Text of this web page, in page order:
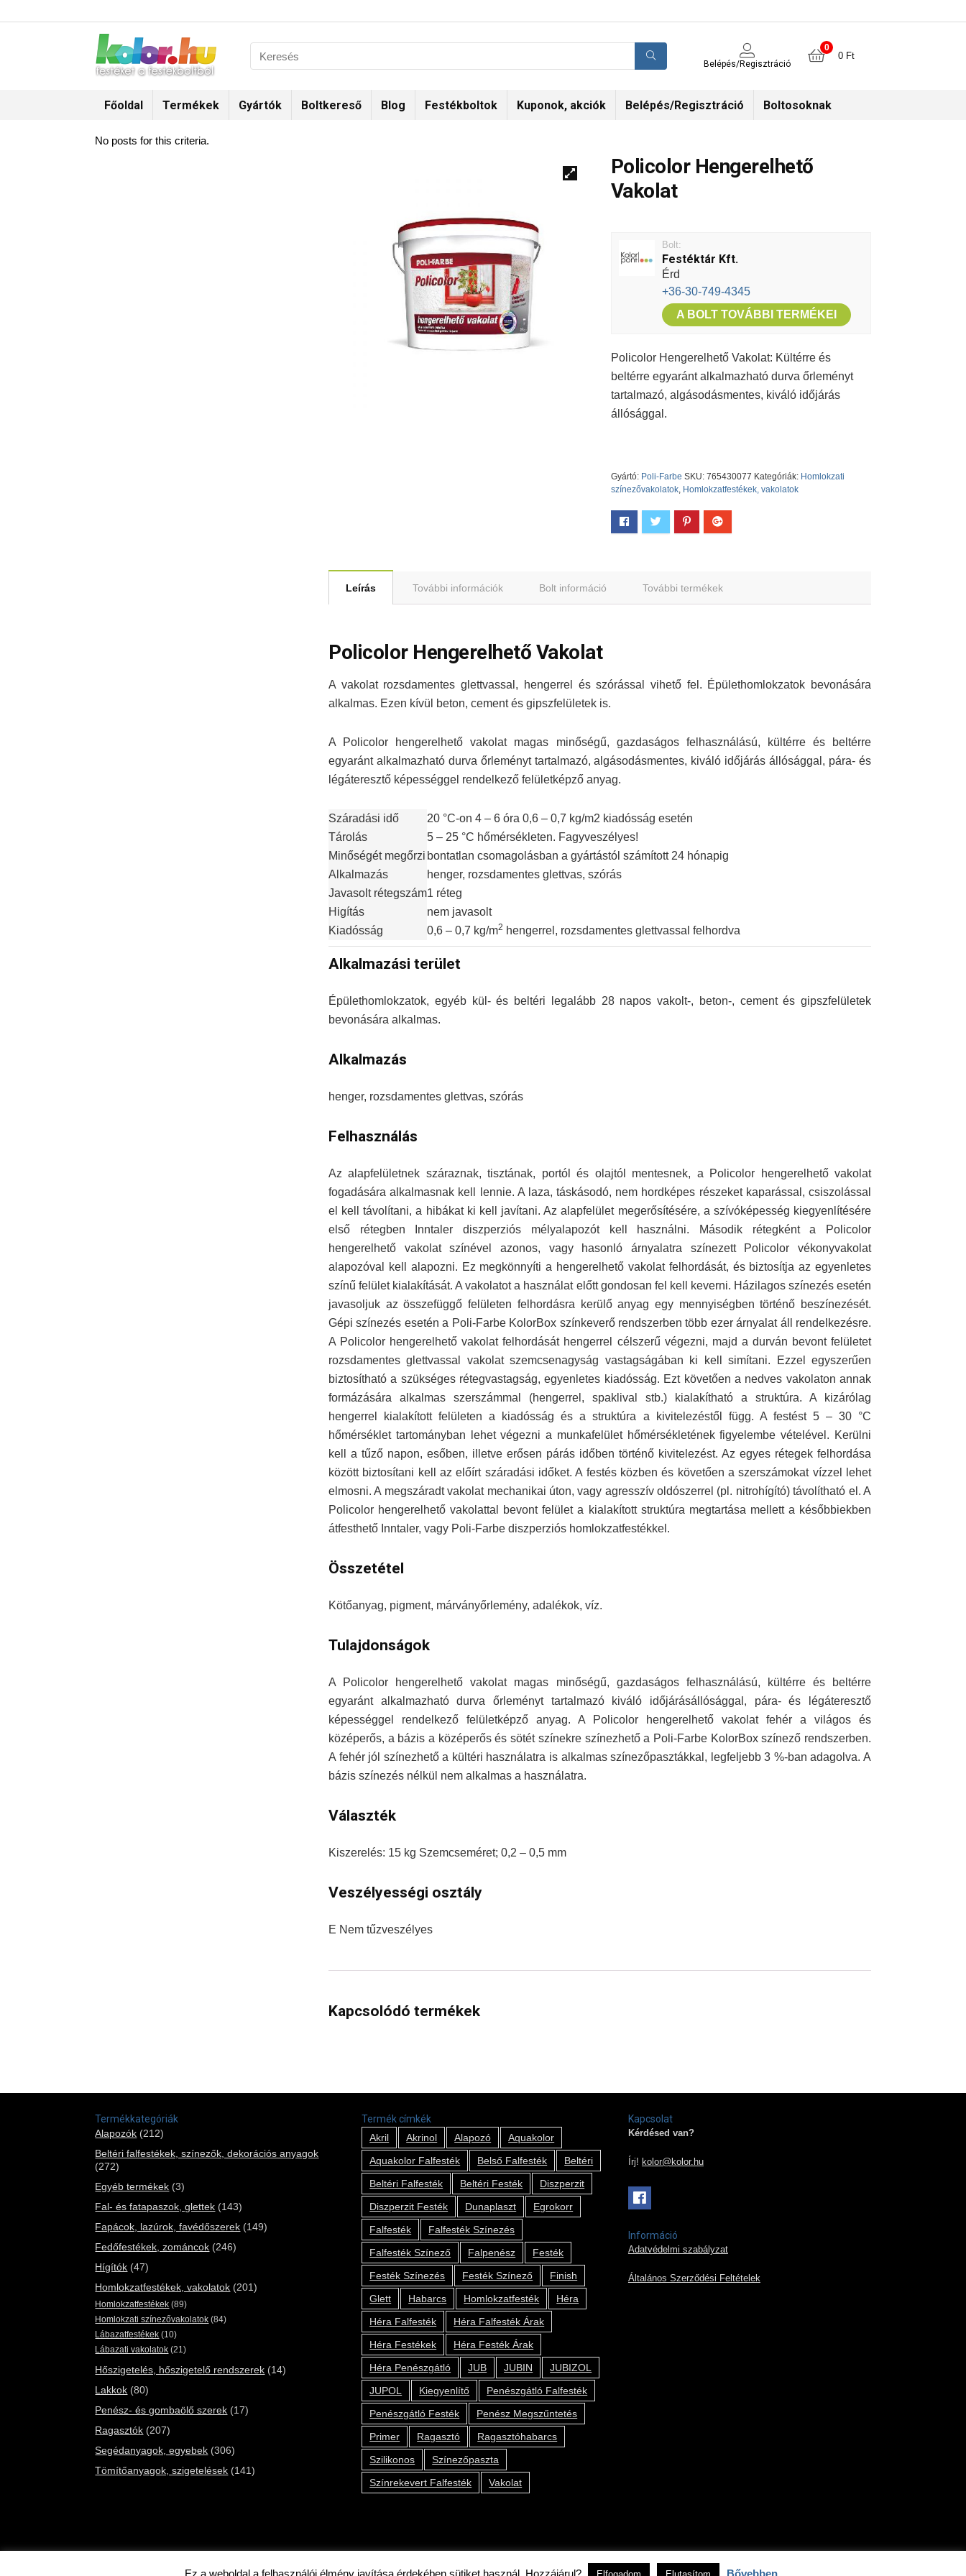
Belépés/Regisztráció
0
0 Ft
Főoldal Termékek Gyártók Boltkereső Blog Festékboltok Kuponok, akciók Belépés/Regisztráció Boltosoknak
Policolor Hengerelhető
Vakolat
Bolt:
Festéktár Kft.
Érd
+36-30-749-4345
A BOLT TOVÁBBI TERMÉKEI
Policolor Hengerelhető Vakolat: Kültérre és
beltérre egyaránt alkalmazható durva őrleményt
tartalmazó, algásodásmentes, kiváló időjárás
állósággal.
Gyártó: Poli-Farbe SKU: 765430077 Kategóriák: Homlokzati
színezővakolatok, Homlokzatfestékek, vakolatok
Leírás További információk Bolt információ További termékek
Policolor Hengerelhető Vakolat
A vakolat rozsdamentes glettvassal, hengerrel és szórással vihető fel. Épülethomlokzatok bevonására
alkalmas. Ezen kívül beton, cement és gipszfelületek is.
A Policolor hengerelhető vakolat magas minőségű, gazdaságos felhasználású, kültérre és beltérre
egyaránt alkalmazható durva őrleményt tartalmazó, algásodásmentes, kiváló időjárás állósággal, pára- és
légáteresztő képességgel rendelkező felületképző anyag.
Száradási idő
20 °C-on 4 – 6 óra 0,6 – 0,7 kg/m2 kiadósság esetén
Tárolás
5 – 25 °C hőmérsékleten. Fagyveszélyes!
Minőségét megőrzi bontatlan csomagolásban a gyártástól számított 24 hónapig
Alkalmazás
henger, rozsdamentes glettvas, szórás
Javasolt rétegszám1 réteg
Higítás
nem javasolt
Kiadósság
0,6 – 0,7 kg/m2 hengerrel, rozsdamentes glettvassal felhordva
Alkalmazási terület
Épülethomlokzatok, egyéb kül- és beltéri legalább 28 napos vakolt-, beton-, cement és gipszfelületek
bevonására alkalmas.
Alkalmazás
henger, rozsdamentes glettvas, szórás
Felhasználás
Az alapfelületnek száraznak, tisztának, portól és olajtól mentesnek, a Policolor hengerelhető vakolat
fogadására alkalmasnak kell lennie. A laza, táskásodó, nem hordképes részeket kaparással, csiszolással
el kell távolítani, a hibákat ki kell javítani. Az alapfelület megerősítésére, a szívóképesség kiegyenlítésére
első rétegben Inntaler diszperziós mélyalapozót kell használni. Második rétegként a Policolor
hengerelhető vakolat színével azonos, vagy hasonló árnyalatra színezett Policolor vékonyvakolat
alapozóval kell alapozni. Ez megkönnyíti a hengerelhető vakolat felhordását, és biztosítja az egyenletes
színű felület kialakítását. A vakolatot a használat előtt gondosan fel kell keverni. Házilagos színezés esetén
javasoljuk az összefüggő felületen felhordásra kerülő anyag egy mennyiségben történő beszínezését.
Gépi színezés esetén a Poli-Farbe KolorBox színkeverő rendszerben több ezer árnyalat áll rendelkezésre.
A Policolor hengerelhető vakolat felhordását hengerrel célszerű végezni, majd a durván bevont felületet
rozsdamentes glettvassal vakolat szemcsenagyság vastagságában ki kell simítani. Ezzel egyszerűen
biztosítható a szükséges rétegvastagság, egyenletes kiadósság. Ezt követően a nedves vakolaton annak
formázására alkalmas szerszámmal (hengerrel, spaklival stb.) kialakítható a struktúra. A kizárólag
hengerrel kialakított felületen a kiadósság és a struktúra a kivitelezéstől függ. A festést 5 – 30 °C
hőmérséklet tartományban lehet végezni a munkafelület hőmérsékletének figyelembe vételével. Kerülni
kell a tűző napon, esőben, illetve erősen párás időben történő kivitelezést. Az egyes rétegek felhordása
között biztosítani kell az előírt száradási időket. A festés közben és követően a szerszámokat vízzel lehet
elmosni. A megszáradt vakolat mechanikai úton, vagy agresszív oldószerrel (pl. nitrohígító) távolítható el. A
Policolor hengerelhető vakolattal bevont felület a kialakított struktúra megtartása mellett a későbbiekben
átfesthető Inntaler, vagy Poli-Farbe diszperziós homlokzatfestékkel.
Összetétel
Kötőanyag, pigment, márványőrlemény, adalékok, víz.
Tulajdonságok
A Policolor hengerelhető vakolat magas minőségű, gazdaságos felhasználású, kültérre és beltérre
egyaránt alkalmazható durva őrleményt tartalmazó kiváló időjárásállósággal, pára- és légáteresztő
képességgel rendelkező felületképző anyag. A Policolor hengerelhető vakolat fehér a világos és
középerős, a bázis a középerős és sötét színekre színezhető a Poli-Farbe KolorBox színező rendszerben.
A fehér jól színezhető a kültéri használatra is alkalmas színezőpasztákkal, legfeljebb 3 %-ban adagolva. A
bázis színezés nélkül nem alkalmas a használatra.
Választék
Kiszerelés: 15 kg Szemcseméret; 0,2 – 0,5 mm
Veszélyességi osztály
E Nem tűzveszélyes
Kapcsolódó termékek
No posts for this criteria.
Termékkategóriák
Alapozók (212)
Beltéri falfestékek, színezők, dekorációs anyagok
(272)
Egyéb termékek (3)
Fal- és fatapaszok, glettek (143)
Fapácok, lazúrok, favédőszerek (149)
Fedőfestékek, zománcok (246)
Hígítók (47)
Homlokzatfestékek, vakolatok (201)
Homlokzatfestékek (89)
Homlokzati színezővakolatok (84)
Lábazatfestékek (10)
Lábazati vakolatok (21)
Hőszigetelés, hőszigetelő rendszerek (14)
Lakkok (80)
Penész- és gombaölő szerek (17)
Ragasztók (207)
Segédanyagok, egyebek (306)
Tömítőanyagok, szigetelések (141)
Termék címkék
Akril
Akrinol Alapozó
Aquakolor
Aquakolor Falfesték
Belső Falfesték
Beltéri
Beltéri Falfesték
Beltéri Festék
Diszperzit
Diszperzit Festék
Dunaplaszt
Egrokorr
Falfesték
Falfesték Színezés
Falfesték Színező
Falpenész
Festék
Festék Színezés
Festék Színező
Finish
Glett
Habarcs Homlokzatfesték
Héra
Héra Falfesték
Héra Falfesték Árak
Héra Festékek
Héra Festék Árak
Héra Penészgátló
JUB JUBIN
JUBIZOL
JUPOL
Kiegyenlítő
Penészgátló Falfesték
Penészgátló Festék
Penész Megszűntetés
Primer
Ragasztó
Ragasztóhabarcs
Szilikonos
Színezőpaszta
Színrekevert Falfesték
Vakolat
Kapcsolat
Kérdésed van?
Írj! kolor@kolor.hu
Információ
Adatvédelmi szabályzat
Általános Szerződési Feltételek
Ez a weboldal a felhasználói élmény javítása érdekében sütiket használ. Hozzájárul? Bővebben